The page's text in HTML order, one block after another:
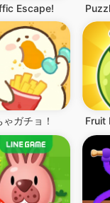
Escape!
ゃガチョ！ Fruit